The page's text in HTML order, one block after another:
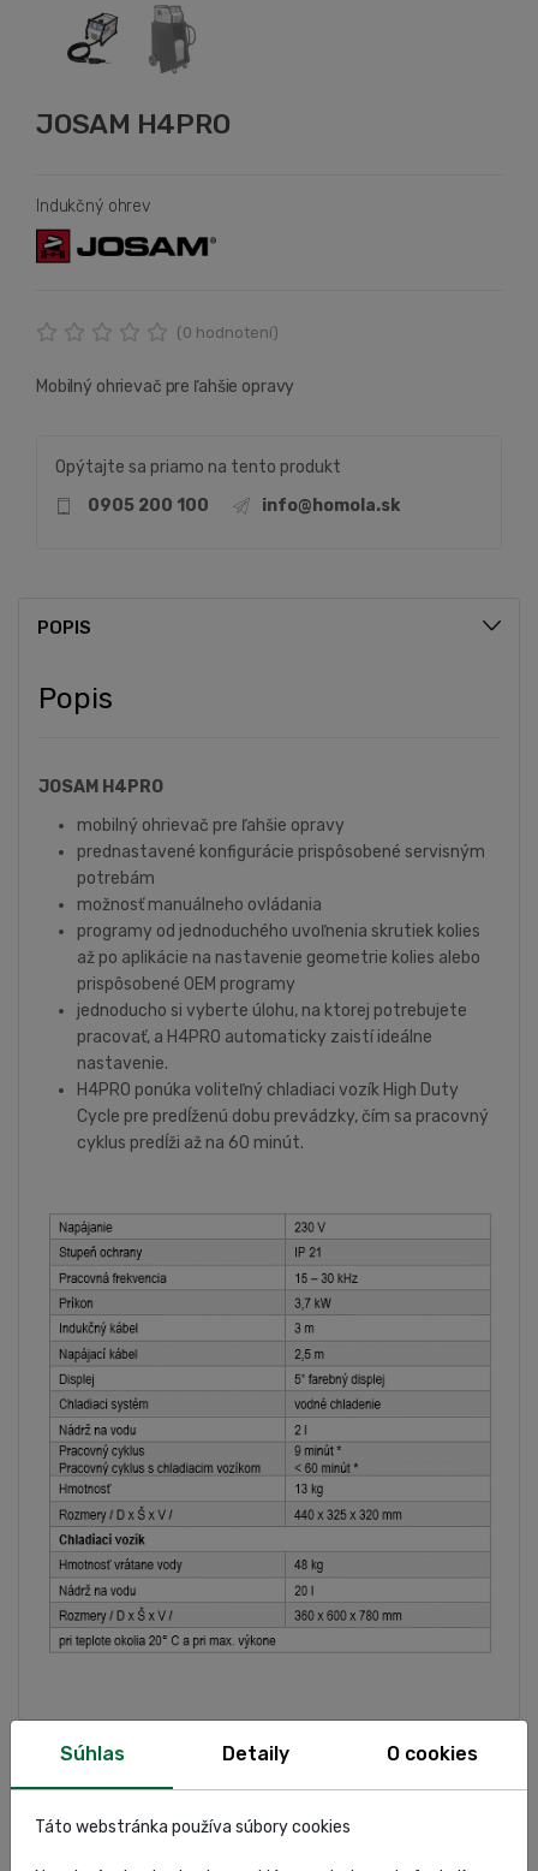
JOSAM H4PRO
Indukčný ohrev
(0 hodnotení)
Mobilný ohrievač pre ľahšie opravy
Opýtajte sa priamo na tento produkt
0905 200 100
info@homola.sk
POPIS
Popis
JOSAM H4PRO
mobilný ohrievač pre ľahšie opravy
prednastavené konfigurácie prispôsobené servisným
potrebám
možnosť manuálneho ovládania
programy od jednoduchého uvoľnenia skrutiek kolies
až po aplikácie na nastavenie geometrie kolies alebo
prispôsobené OEM programy
jednoducho si vyberte úlohu, na ktorej potrebujete
pracovať, a H4PRO automaticky zaistí ideálne
nastavenie.
H4PRO ponúka voliteľný chladiaci vozík High Duty
Cycle pre predĺženú dobu prevádzky, čím sa pracovný
cyklus predĺži až na 60 minút.
ŠPECIFIKÁCIA
HODNOTENIA
Súhlas Detaily O cookies
Táto webstránka používa súbory cookies